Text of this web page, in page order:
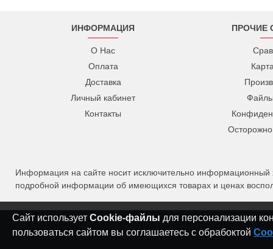
ИНФОРМАЦИЯ
О Нас
Оплата
Доставка
Личный кабинет
Контакты
ПРОЧИЕ
Информация на сайте носит исключительно информационный
подробной информации об имеющихся товарах и ценах
Сайт использует Cookie-файлы для персонализации
пользоваться сайтом вы соглашаетесь с обрабоктой